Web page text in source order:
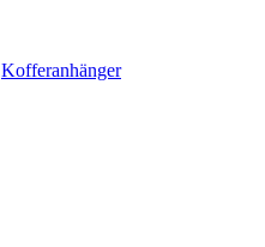
Kofferanhänger